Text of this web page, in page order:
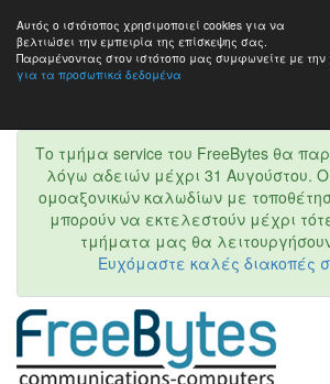
Αυτός ο ιστότοπος χρησιμοποιεί cookies για να
βελτιώσει την εμπειρία της επίσκεψης σας.
Παραμένοντας στον ιστότοπo μας συμφωνείτε με την
για τα προσωπικά δεδομένα
Το τμήμα service του FreeBytes θα
λόγω αδειών μέχρι 31 Αυγούστου.
ομοαξονικών καλωδίων με
μπορούν να εκτελεστούν μέχρι
τμήματα μας θα
Ευχόμαστε καλές διακοπές